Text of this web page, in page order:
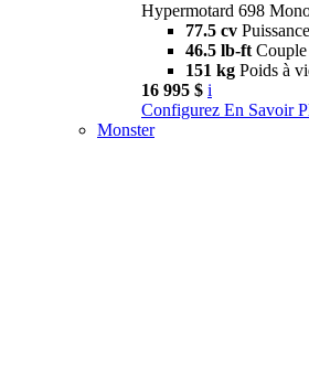
Hypermotard 698
77.5 cv Puissance
46.5 lb-ft Couple
151 kg Poids à
16 995 $ i
Configurez En Savoir
Monster